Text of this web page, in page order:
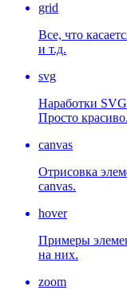
grid
Все, что
и т.д.
svg
Наработки
Просто красиво.
canvas
Отрисовка
canvas.
hover
Примеры
на них.
zoom